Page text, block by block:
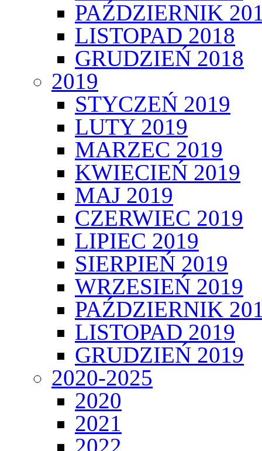
PAŹDZIERNIK
LISTOPAD 2018
GRUDZIEŃ 2018
2019
STYCZEŃ 2019
LUTY 2019
MARZEC 2019
KWIECIEŃ 2019
MAJ 2019
CZERWIEC 2019
LIPIEC 2019
SIERPIEŃ 2019
WRZESIEŃ 2019
PAŹDZIERNIK
LISTOPAD 2019
GRUDZIEŃ 2019
2020-2025
2020
2021
2022